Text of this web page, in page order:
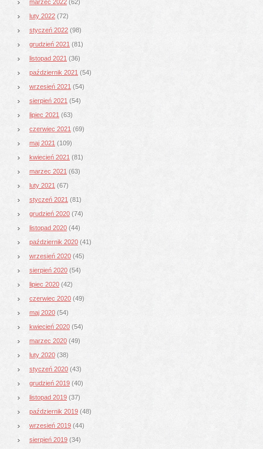
marzec 2022 (62)
luty 2022 (72)
styczeń 2022 (98)
grudzień 2021 (81)
listopad 2021 (36)
październik 2021 (54)
wrzesień 2021 (54)
sierpień 2021 (54)
lipiec 2021 (63)
czerwiec 2021 (69)
maj 2021 (109)
kwiecień 2021 (81)
marzec 2021 (63)
luty 2021 (67)
styczeń 2021 (81)
grudzień 2020 (74)
listopad 2020 (44)
październik 2020 (41)
wrzesień 2020 (45)
sierpień 2020 (54)
lipiec 2020 (42)
czerwiec 2020 (49)
maj 2020 (54)
kwiecień 2020 (54)
marzec 2020 (49)
luty 2020 (38)
styczeń 2020 (43)
grudzień 2019 (40)
listopad 2019 (37)
październik 2019 (48)
wrzesień 2019 (44)
sierpień 2019 (34)